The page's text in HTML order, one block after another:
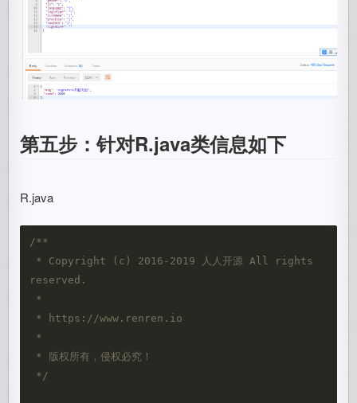
第五步：针对R.java类信息如下
R.java
/**
reserved.
*/